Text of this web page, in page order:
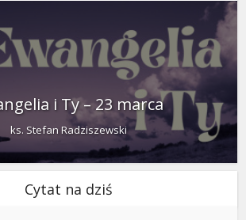
i Ty – 23 marca
ks. Stefan Radziszewski
Cytat na dziś